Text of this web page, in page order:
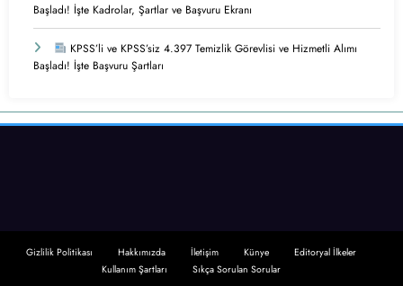
Başladı! İşte Kadrolar, Şartlar ve Başvuru Ekranı
KPSS’li ve KPSS’siz 4.397 Temizlik Görevlisi ve Hizmetli Alımı
Başladı! İşte Başvuru Şartları
Gizlilik Politikası Hakkımızda İletişim Künye
Editoryal İlkeler
Kullanım Şartları
Sıkça Sorulan Sorular